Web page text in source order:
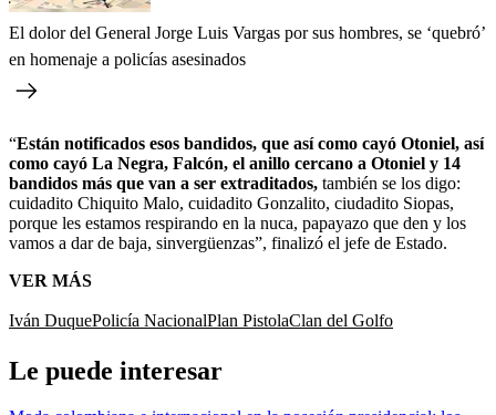
El dolor del General Jorge Luis Vargas por sus hombres, se ‘quebró’
en homenaje a policías asesinados
“Están notificados esos bandidos, que así como cayó Otoniel, así
como cayó La Negra, Falcón, el anillo cercano a Otoniel y 14
bandidos más que van a ser extraditados, también se los digo:
cuidadito Chiquito Malo, cuidadito Gonzalito, ciudadito Siopas,
porque les estamos respirando en la nuca, papayazo que den y los
vamos a dar de baja, sinvergüenzas”, finalizó el jefe de Estado.
VER MÁS
Iván DuquePolicía NacionalPlan PistolaClan del Golfo
Le puede interesar